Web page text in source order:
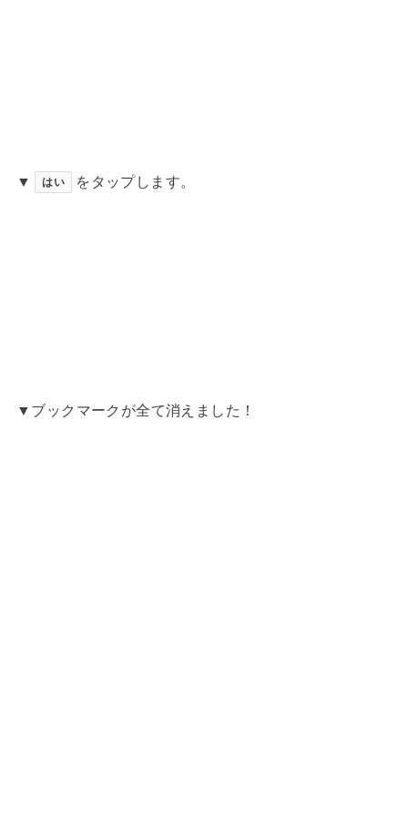
▼ はい をタップします。
▼ブックマークが全て消えました！